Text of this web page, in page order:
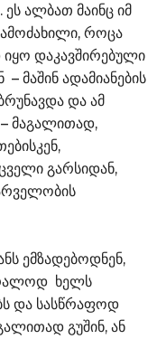
ალბათ მაინც იმ
როცა
დაკავშირებული
მაშინ ადამიანების
და ამ
მაგალითად,
გარსიდან,
ემზადებოდნენ,
ხელს
და სასწრაფოდ
გუშინ, ან